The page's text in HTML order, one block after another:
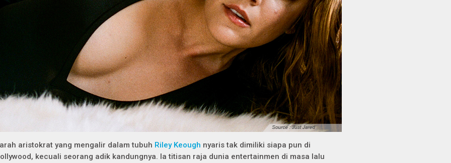
aristokrat yang mengalir dalam tubuh Riley Keough nyaris tak dimiliki siapa pun di
kecuali seorang adik kandungnya. Ia titisan raja dunia entertainmen di masa lalu